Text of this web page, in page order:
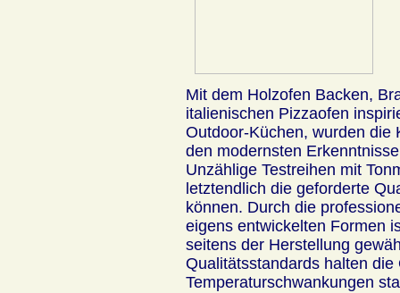
Mit dem Holzofen Backen,
italienischen Pizzaofen
Outdoor-Küchen, wurden die
den modernsten
Unzählige Testreihen mit
letztendlich die geforderte
können. Durch die
eigens entwickelten Formen
seitens der Herstellung
Qualitätsstandards halten die
Temperaturschwankungen